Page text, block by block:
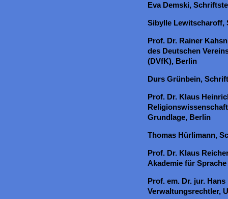
Eva Demski,
Sibylle Lewitscharoff,
Prof. Dr. Rainer
des Deutschen
(DVfK), Berlin
Durs Grünbein,
Prof. Dr. Klaus
Grundlage, Berlin
Thomas Hürlimann,
Prof. Dr. Klaus
Akademie für
Prof. em. Dr. jur.
Verwaltungsrechtler,